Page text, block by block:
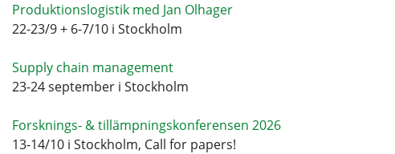
Produktionslogistik med Jan Olhager
22-23/9 + 6-7/10 i Stockholm
Supply chain management
23-24 september i Stockholm
Forsknings- & tillämpningskonferensen 2026
13-14/10 i Stockholm, Call for papers!